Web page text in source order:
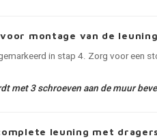
montage van de
in stap 4. Zorg voor een
met 3 schroeven aan de muur
leuning met